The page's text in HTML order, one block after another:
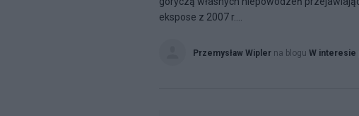
ekspose z 2007 r....
Przemysław Wipler na blogu W interesie